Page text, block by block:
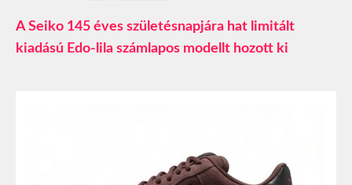
A Seiko 145 éves születésnapjára hat limitált
kiadású Edo-lila számlapos modellt hozott ki